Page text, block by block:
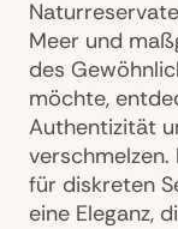
Meer und
des
möchte,
Authentizität
für diskreten
eine Eleganz,